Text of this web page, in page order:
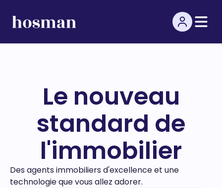
Le nouveau
standard de
l'immobilier
Des agents immobiliers d'excellence et une
technologieque vous allez adorer.